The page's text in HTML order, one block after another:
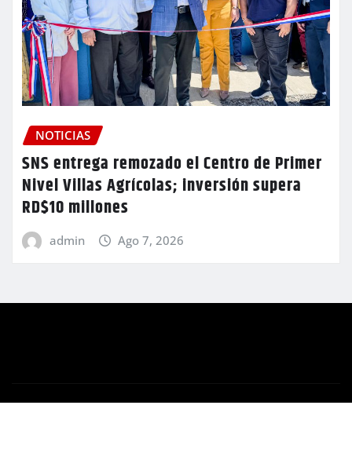
NOTICIAS
SNS entrega remozado el Centro de Primer
Nivel Villas Agrícolas; inversión supera
RD$10 millones
admin Ago 7, 2026